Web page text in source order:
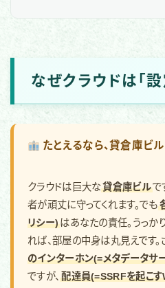
なぜクラウドは「
たとえるなら、貸倉庫ビル
クラウドは巨大な貸倉庫ビルで
者が頑丈に守ってくれます。でも
リシー)はあなたの責任。うっか
れば、部屋の中身は丸見えです
のインターホン(=メタデータサ
ですが、配達員(=SSRFを起こ